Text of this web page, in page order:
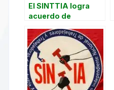
El SINTTIA logra
acuerdo de
con GM para este
2023